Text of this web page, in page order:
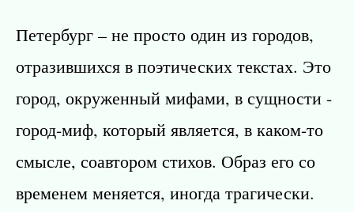
Петербург – не просто один из городов,
отразившихся в поэтических текстах. Это
город, окруженный мифами, в сущности -
город-миф, который является, в каком-то
смысле, соавтором стихов. Образ его со
временем меняется, иногда трагически.